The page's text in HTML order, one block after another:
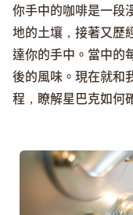
你手中的咖啡是一段
地的土壤，接著又歷
達你的手中。當中的
後的風味。現在就和
程，瞭解星巴克如何